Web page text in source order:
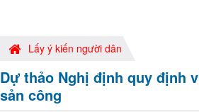
Lấy ý kiến người dân
Dự thảo Nghị định quy định
sản công